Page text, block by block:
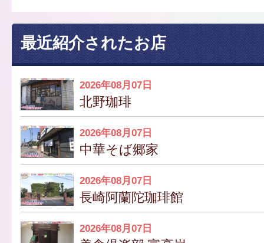
最近紹介されたお店
2026年08月07日
北野珈琲
2026年08月07日
中華そば郷家
2026年08月07日
長崎阿蘭陀珈琲館
2026年08月07日